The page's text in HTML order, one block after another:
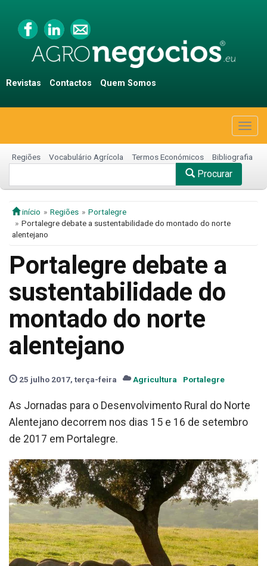
Revistas Contactos Quem Somos
Regiões Vocabulário Agrícola Termos Económicos Bibliografia
Procurar
início Regiões
Portalegre
Portalegre debate a sustentabilidade do montado do norte
alentejano
Portalegre debate a
sustentabilidade do
montado do norte
alentejano
25 julho 2017, terça-feira Agricultura Portalegre
As Jornadas para o Desenvolvimento Rural do Norte
Alentejano decorrem nos dias 15 e 16 de setembro
de 2017 em Portalegre.